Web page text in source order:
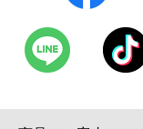
自転車シェアリング
セブン-イレブンの歴